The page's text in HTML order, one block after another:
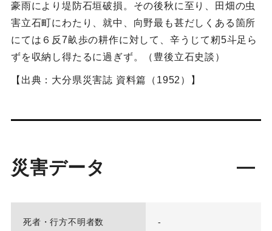
豪雨により堤防石垣破損。その後秋に至り、田畑の虫
害立石町にわたり、就中、向野最も甚だしくある箇所
にては６反7畝歩の耕作に対して、辛うじて籾5斗足ら
ずを収納し得たるに過ぎず。（豊後立石史談）
【出典：大分県災害誌 資料篇（1952）】
災害データ
死者・行方不明者数 -